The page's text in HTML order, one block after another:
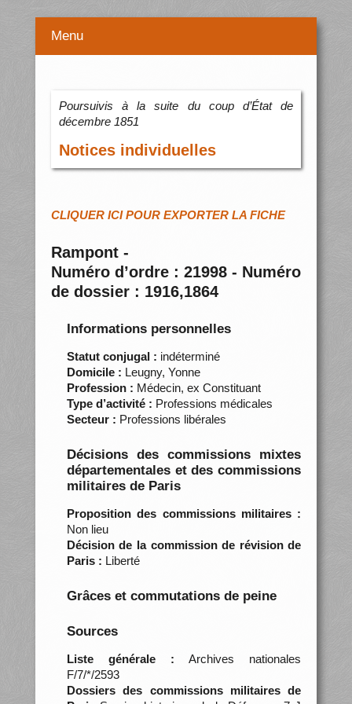
Menu
Poursuivis à la suite du coup d’État de
décembre 1851
Notices individuelles
CLIQUER ICI POUR EXPORTER LA FICHE
Rampont -
Numéro d’ordre : 21998 - Numéro
de dossier : 1916,1864
Informations personnelles
Statut conjugal : indéterminé
Domicile : Leugny, Yonne
Profession : Médecin, ex Constituant
Type d’activité : Professions médicales
Secteur : Professions libérales
Décisions des commissions mixtes
départementales et des commissions
militaires de Paris
Proposition des commissions militaires :
Non lieu
Décision de la commission de révision de
Paris : Liberté
Grâces et commutations de peine
Sources
Liste générale : Archives nationales
F/7/*/2593
Dossiers des commissions militaires de